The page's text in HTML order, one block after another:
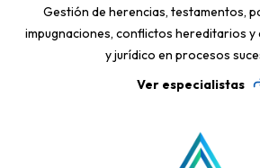
Gestión de herencias, testamentos,
impugnaciones, conflictos hereditarios
y jurídico en procesos
Ver especialistas